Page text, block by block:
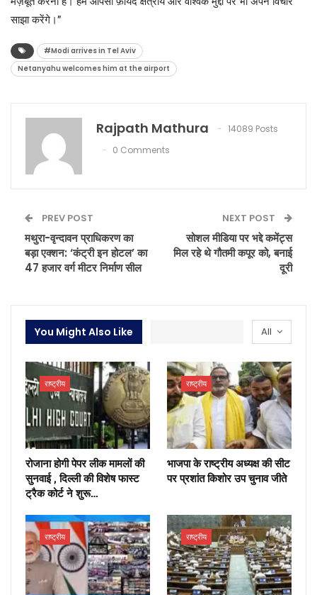
साझा करेंगे।”
#Modi arrives in Tel Aviv
Netanyahu welcomes him at the airport
Rajpath Mathura
14089 Posts
0 Comments
PREV POST
मथुरा-वृन्दावन प्राधिकरण का
बड़ा एक्शन: ‘कंट्री इन होटल’ का
47 हजार वर्ग मीटर निर्माण सील
NEXT POST
सोशल मीडिया पर भद्दे कमेंट्स
मिल रहे थे गौतमी कपूर को, बनाई
दूरी
All
You Might Also Like
राष्ट्रीय
रोजाना होगी पेपर लीक मामलों की
सुनवाई , दिल्ली की विशेष फास्ट
ट्रैक कोर्ट ने शुरू…
राष्ट्रीय
भाजपा के राष्ट्रीय अध्यक्ष की सीट
पर प्रशांत किशोर उप चुनाव जीते
राष्ट्रीय राष्ट्रीय